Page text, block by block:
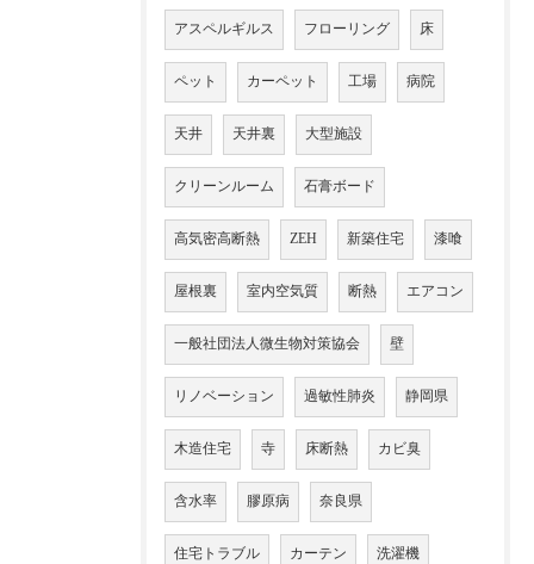
アスペルギルス フローリング 床
ペット カーペット 工場 病院
天井 天井裏 大型施設
クリーンルーム 石膏ボード
高気密高断熱 ZEH 新築住宅 漆喰
屋根裏 室内空気質 断熱 エアコン
一般社団法人微生物対策協会 壁
リノベーション 過敏性肺炎 静岡県
木造住宅 寺 床断熱 カビ臭
含水率 膠原病 奈良県
住宅トラブル カーテン 洗濯機